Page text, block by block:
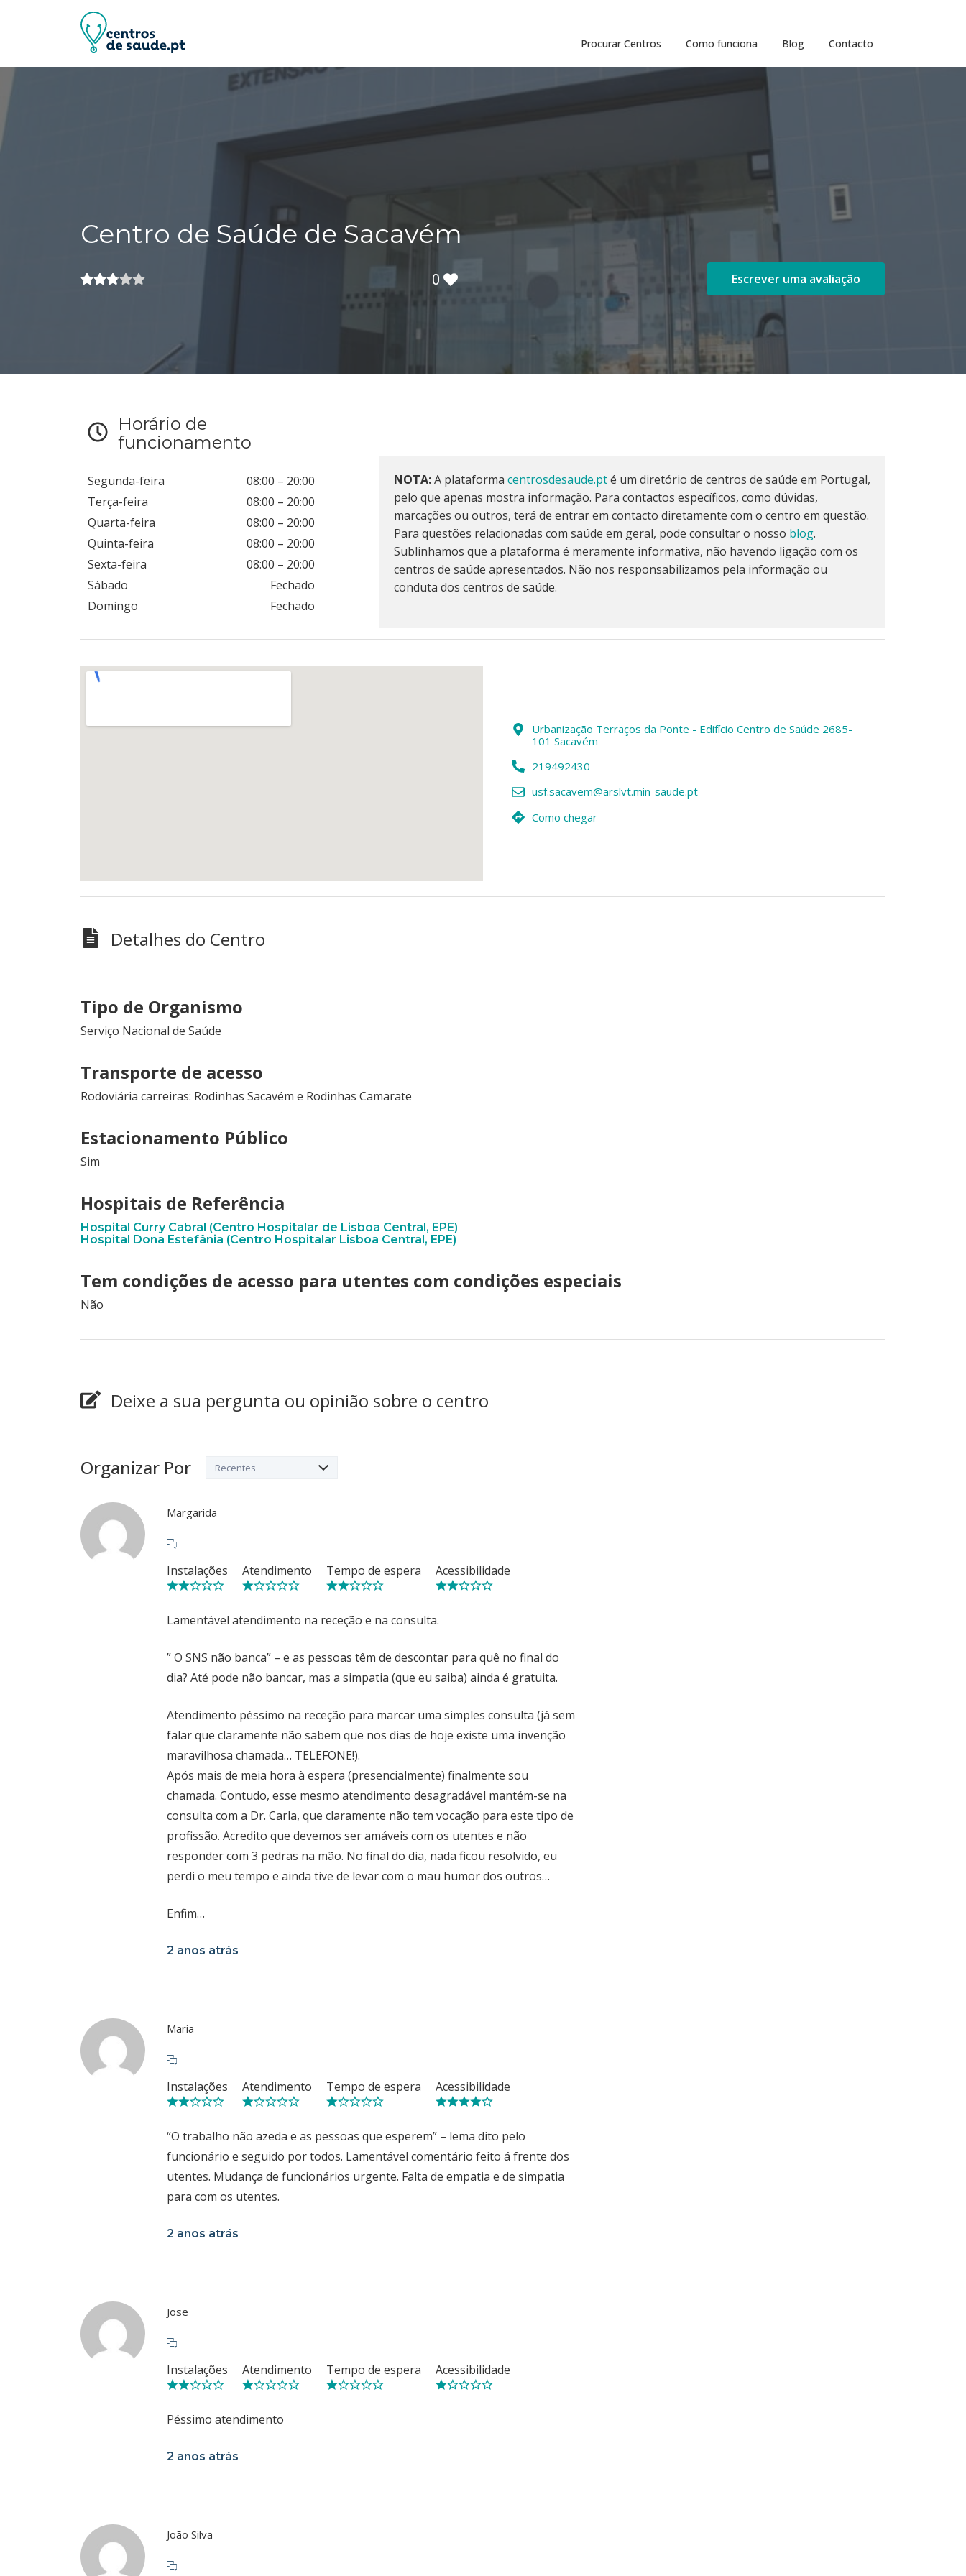
Procurar Centros Como funciona Blog Contacto
Centro de Saúde de Sacavém
0 Escrever uma avaliação
Horário de
funcionamento
Segunda-feira 08:00 – 20:00
Terça-feira
08:00 – 20:00
Quarta-feira
08:00 – 20:00
Quinta-feira
08:00 – 20:00
Sexta-feira
08:00 – 20:00
Sábado
Fechado
Domingo
Fechado
NOTA:A plataforma centrosdesaude.pté um diretório de centros de saúde em Portugal,
pelo que apenas mostra informação. Para contactos específicos, como dúvidas,
marcações ou outros, terá de entrar em contacto diretamente com o centro em questão.
Para questões relacionadas com saúde em geral, pode consultar o nosso blog.
Sublinhamos que a plataforma é meramente informativa, não havendo ligação com os
centros de saúde apresentados. Não nos responsabilizamos pela informação ou
conduta dos centros de saúde.
Urbanização Terraços da Ponte - Edifício Centro de Saúde 2685-
101 Sacavém
219492430
usf.sacavem@arslvt.min-saude.pt
Como chegar
Detalhes do Centro
Tipo de Organismo
Serviço Nacional de Saúde
Transporte de acesso
Rodoviária carreiras: Rodinhas Sacavém e Rodinhas Camarate
Estacionamento Público
Sim
Hospitais de Referência
Hospital Curry Cabral (Centro Hospitalar de Lisboa Central, EPE)
Hospital Dona Estefânia (Centro Hospitalar Lisboa Central, EPE)
Tem condições de acesso para utentes com condições especiais
Não
Deixe a sua pergunta ou opinião sobre o centro
Organizar Por
Margarida
Instalações Atendimento Tempo de espera Acessibilidade
Lamentável atendimento na receção e na consulta.
” O SNS não banca” – e as pessoas têm de descontar para quê no final do
dia? Até pode não bancar, mas a simpatia (que eu saiba) ainda é gratuita.
Atendimento péssimo na receção para marcar uma simples consulta (já sem
falar que claramente não sabem que nos dias de hoje existe uma invenção
maravilhosa chamada… TELEFONE!).
Após mais de meia hora à espera (presencialmente) finalmente sou
chamada. Contudo, esse mesmo atendimento desagradável mantém-se na
consulta com a Dr. Carla, que claramente não tem vocação para este tipo de
profissão. Acredito que devemos ser amáveis com os utentes e não
responder com 3 pedras na mão. No final do dia, nada ficou resolvido, eu
perdi o meu tempo e ainda tive de levar com o mau humor dos outros…
Enfim…
2 anos atrás
Maria
Instalações Atendimento Tempo de espera Acessibilidade
“O trabalho não azeda e as pessoas que esperem” – lema dito pelo
funcionário e seguido por todos. Lamentável comentário feito á frente dos
utentes. Mudança de funcionários urgente. Falta de empatia e de simpatia
para com os utentes.
2 anos atrás
Jose
Instalações Atendimento Tempo de espera Acessibilidade
Péssimo atendimento
2 anos atrás
João Silva